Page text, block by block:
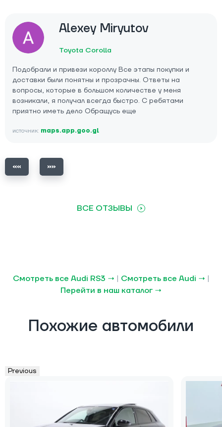
Alexey Miryutov
Toyota Corolla
Подобрали и привези короллу Все этапы покупки и
доставки были понятны и прозрачны. Ответы на
вопросы, которые в большом количестве у меня
возникали, я получал всегда быстро. С ребятами
приятно иметь дело Обращусь еще
источник: maps.app.goo.gl
ВСЕ ОТЗЫВЫ
Смотреть все Audi RS3 → | Смотреть все Audi → |
Перейти в наш каталог →
Похожие автомобили
Previous